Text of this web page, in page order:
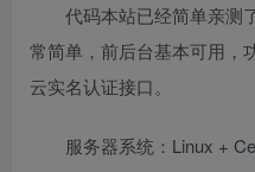
代码本站已经简单亲测
常简单，前后台基本可用，
云实名认证接口。
服务器系统：Linux +